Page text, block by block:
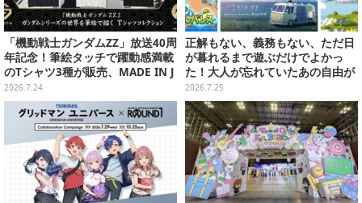
「機動戦士ガンダムZZ」放送40周
年記念！筆絵タッチで躍動感満載
のTシャツ3種が販売、MADE IN J
APANで品質にもこだわり
2026.7.24
正解もない、義務もない、ただ日
が暮れるまで遊ぶだけでよかっ
た！大人が忘れていたあの自由が
蘇るノスタルジー夏休みゲームお
すすめ5選【特集】
2026.7.25